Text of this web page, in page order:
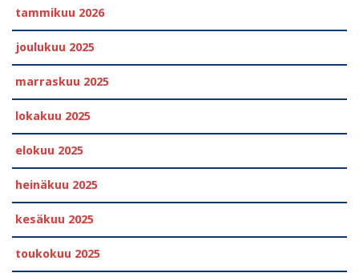
tammikuu 2026
joulukuu 2025
marraskuu 2025
lokakuu 2025
elokuu 2025
heinäkuu 2025
kesäkuu 2025
toukokuu 2025